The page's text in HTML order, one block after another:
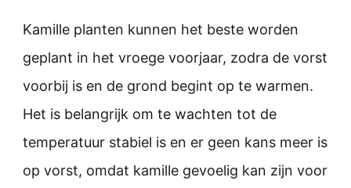
Kamille planten kunnen het beste worden
geplant in het vroege voorjaar, zodra de vorst
voorbij is en de grond begint op te warmen.
Het is belangrijk om te wachten tot de
temperatuur stabiel is en er geen kans meer is
op vorst, omdat kamille gevoelig kan zijn voor